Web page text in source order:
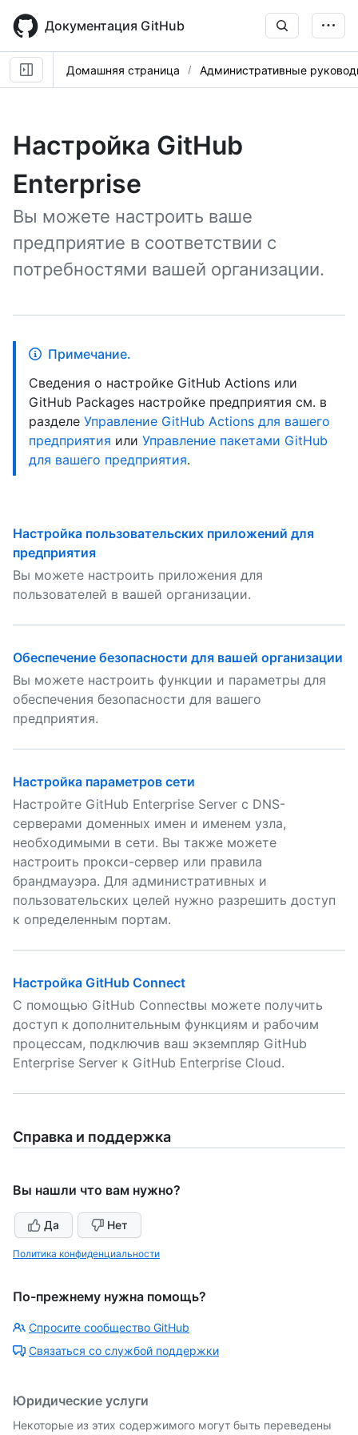
main
content
Документация GitHub
Домашняя страница Административные
Настройка GitHub
Enterprise
Вы можете настроить ваше
предприятие в соответствии с
потребностями вашей организации.
Примечание.
Сведения о настройке GitHub Actions или
GitHub Packages настройке предприятия см. в
разделе Управление GitHub Actions для вашего
предприятия или Управление пакетами GitHub
для вашего предприятия.
Настройка пользовательских приложений для
предприятия
Вы можете настроить приложения для
пользователей в вашей организации.
Обеспечение безопасности для вашей организации
Вы можете настроить функции и параметры для
обеспечения безопасности для вашего
предприятия.
Настройка параметров сети
Настройте GitHub Enterprise Server с DNS-
серверами доменных имен и именем узла,
необходимыми в сети. Вы также можете
настроить прокси-сервер или правила
брандмауэра. Для административных и
пользовательских целей нужно разрешить доступ
к определенным портам.
Настройка GitHub Connect
С помощью GitHub Connectвы можете получить
доступ к дополнительным функциям и рабочим
процессам, подключив ваш экземпляр GitHub
Enterprise Server к GitHub Enterprise Cloud.
Справка и поддержка
Вы нашли что вам нужно?
Да Нет
Политика конфиденциальности
По-прежнему нужна помощь?
Спросите сообщество GitHub
Связаться со службой поддержки
Юридические услуги
Некоторые из этих содержимого могут быть переведены